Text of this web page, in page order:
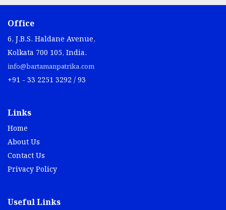
Office
6, J.B.S. Haldane Avenue,
Kolkata 700 105, India.
info@bartamanpatrika.com
+91 - 33 2251 3292 / 93
Links
Home
About Us
Contact Us
Privacy Policy
Useful Links